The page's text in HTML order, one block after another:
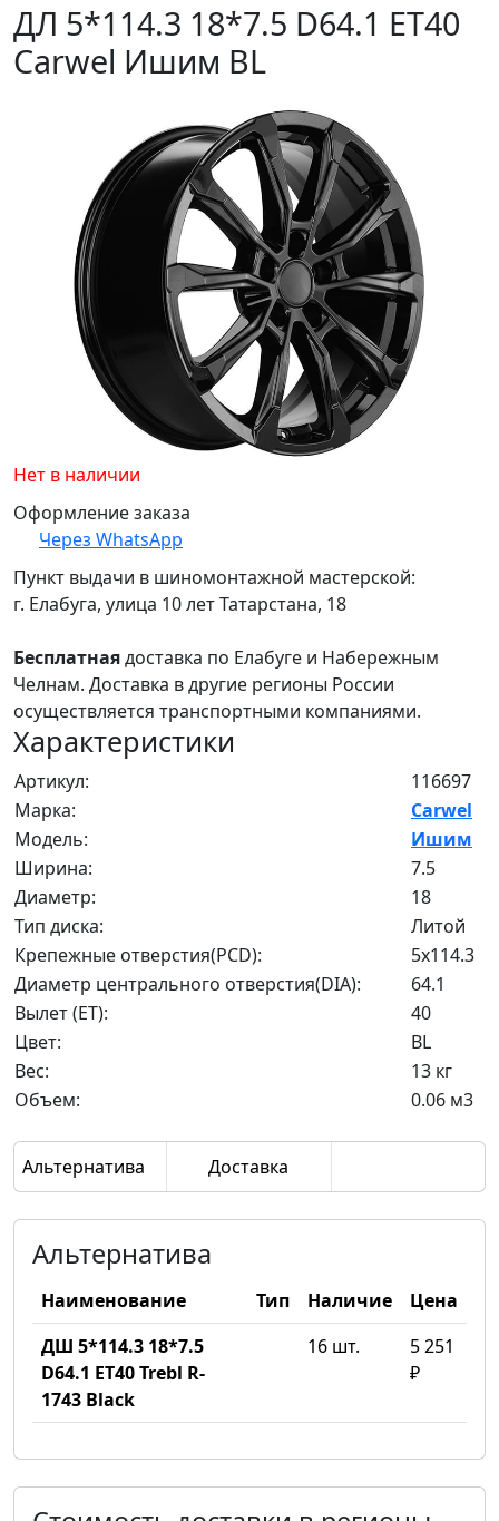
ДЛ 5*114.3 18*7.5 D64.1 ET40
Carwel Ишим BL
Нет в наличии
Оформление заказа
Через WhatsApp
Пункт выдачи в шиномонтажной мастерской:
г. Елабуга, улица 10 лет Татарстана, 18
Бесплатнаядоставка по Елабуге и Набережным
Челнам. Доставка в другие регионы России
осуществляется транспортными компаниями.
Характеристики
Артикул:
116697
Марка:
Carwel
Модель:
Ишим
Ширина:
7.5
Диаметр:
18
Тип диска:
Литой
Крепежные отверстия(PCD):
5x114.3
Диаметр центрального отверстия(DIA):
64.1
Вылет (ET):
40
Цвет:
BL
Вес:
13 кг
Объем:
0.06 м3
Альтернатива Доставка
Альтернатива
Наименование Тип Наличие
Цена
ДШ 5*114.3 18*7.5
D64.1 ET40 Trebl R-
1743 Black
16 шт.
5 251
₽